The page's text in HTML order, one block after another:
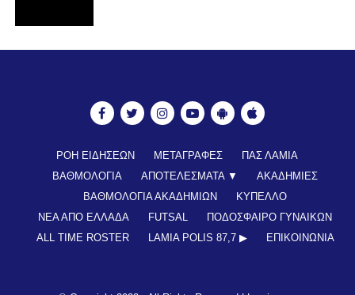
ΡΟΗ ΕΙΔΗΣΕΩΝ ΜΕΤΑΓΡΑΦΕΣ
ΠΑΣ ΛΑΜΙΑ
ΒΑΘΜΟΛΟΓΙΑ
ΑΠΟΤΕΛΕΣΜΑΤΑ ▼
ΑΚΑΔΗΜΙΕΣ
ΒΑΘΜΟΛΟΓΙΑ ΑΚΑΔΗΜΙΩΝ
ΚΥΠΕΛΛΟ
ΝΕΑ ΑΠΟ ΕΛΛΑΔΑ
FUTSAL
ΠΟΔΟΣΦΑΙΡΟ ΓΥΝΑΙΚΩΝ
ALL TIME ROSTER
LAMIA POLIS 87,7 ▶︎ ΕΠΙΚΟΙΝΩΝΊΑ